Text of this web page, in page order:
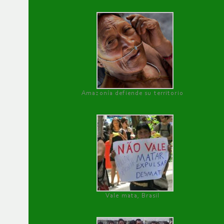
Amazonía defiende su territorio
Vale mata, Brasil